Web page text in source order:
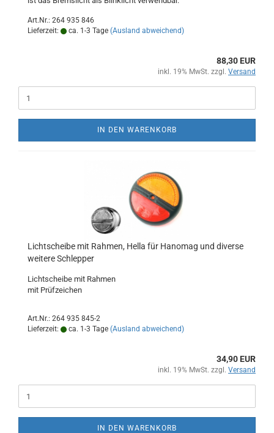
Art.Nr.: 264 935 846
Lieferzeit:
ca. 1-3 Tage (Ausland abweichend)
88,30 EUR
inkl. 19% MwSt. zzgl. Versand
IN DEN WARENKORB
Lichtscheibe mit Rahmen, Hella für Hanomag und diverse
weitere Schlepper
Lichtscheibe mit Rahmen
mit Prüfzeichen
Art.Nr.: 264 935 845-2
Lieferzeit:
ca. 1-3 Tage (Ausland abweichend)
34,90 EUR
inkl. 19% MwSt. zzgl. Versand
IN DEN WARENKORB